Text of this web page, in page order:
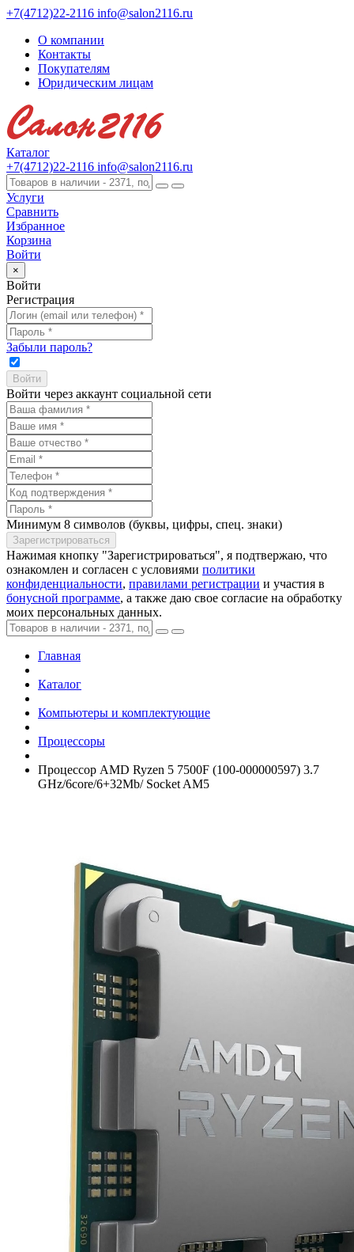
+7(4712)22-2116 info@salon2116.ru
О компании
Контакты
Покупателям
Юридическим лицам
Каталог
+7(4712)22-2116 info@salon2116.ru
Услуги
Сравнить
Избранное
Корзина
Войти
×
Войти
Регистрация
Забыли пароль?
Войти через аккаунт социальной сети
Минимум 8 символов (буквы, цифры, спец. знаки)
Нажимая кнопку "Зарегистрироваться", я подтвержаю, что
ознакомлен и согласен с условиями политики
конфиденциальности, правилами регистрации и участия в
бонусной программе, а также даю свое согласие на обработку
моих персональных данных.
Главная
Каталог
Компьютеры и комплектующие
Процессоры
Процессор AMD Ryzen 5 7500F (100-000000597) 3.7
GHz/­6core/­6+­32Mb/­ Socket AM5